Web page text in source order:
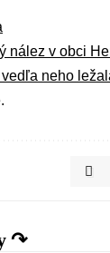
nález v obci
neho
↷